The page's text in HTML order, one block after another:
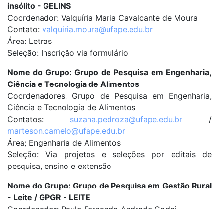
insólito - GELINS
Coordenador: Valquíria Maria Cavalcante de Moura
Contato: valquiria.moura@ufape.edu.br
Área: Letras
Seleção: Inscrição via formulário
Nome do Grupo: Grupo de Pesquisa em Engenharia,
Ciência e Tecnologia de Alimentos
Coordenadores: Grupo de Pesquisa em Engenharia,
Ciência e Tecnologia de Alimentos
Contatos: suzana.pedroza@ufape.edu.br /
marteson.camelo@ufape.edu.br
Área; Engenharia de Alimentos
Seleção: Via projetos e seleções por editais de
pesquisa, ensino e extensão
Nome do Grupo: Grupo de Pesquisa em Gestão Rural
- Leite / GPGR - LEITE